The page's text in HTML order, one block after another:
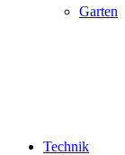
Garten
Technik